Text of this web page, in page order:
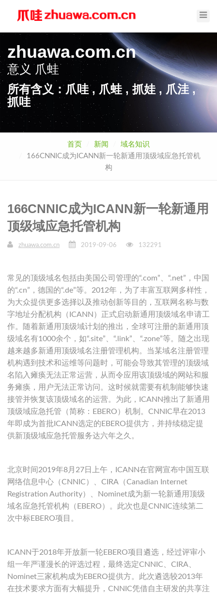
zhuawa.com.cn
意义 爪蛙
所有含义：爪哇 , 爪蛙 , 抓娃 , 爪洼 ,
抓哇
首页 新闻
域名知识
166CNNIC成为ICANN新一轮新通用顶级域应急托管机
构
166CNNIC成为ICANN新一轮新通用
顶级域应急托管机构
zhuawa.com.cn 2019-09-06 132291
常见的顶级域名包括由美国公司管理的“.com”、“.net”，中国
的“.cn”，德国的“.de”等。2012年，为了丰富互联网多样性，
为大众提供更多选择以及推动创新等目的，互联网名称与数
字地址分配机构（ICANN）正式启动新通用顶级域名申请工
作。随着新通用顶级域计划的推出，全球可注册的新通用顶
级域名有1000余个，如“.site”、“.link”、“.zone”等。随之出现
越来越多新通用顶级域名注册管理机构。当某域名注册管理
机构遇到技术和运维等问题时，可能会导致其管理的顶级域
名陷入瘫痪无法正常运营，从而令应用该顶级域的网站和服
务瘫痪，用户无法正常访问。这时候就需要有机制能够快速
接管并恢复该顶级域名的运营。为此，ICANN推出了新通用
顶级域应急托管（简称：EBERO）机制。CNNIC早在2013
年即成为首批ICANN选定的EBERO提供方，并持续稳定提
供新顶级域应急托管服务达六年之久。
北京时间2019年8月27日上午，ICANN在官网宣布中国互联
网络信息中心（CNNIC）、CIRA（Canadian Internet
Registration Authority）、Nominet成为新一轮新通用顶级
域名应急托管机构（EBERO）。此次也是CNNIC连续第二
次中标EBERO项目。
ICANN于2018年开放新一轮EBERO项目遴选，经过评审小
组一年严谨漫长的评选过程，最终选定CNNIC、CIRA、
Nominet三家机构成为EBERO提供方。此次遴选较2013年
在技术要求方面有大幅提升，CNNIC凭借自主研发的共享注